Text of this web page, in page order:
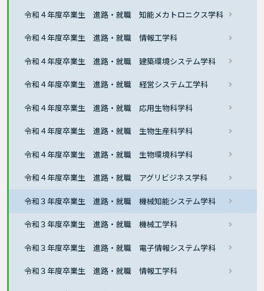
令和４年度卒業生 進路・就職 知能メカトロニクス学科
令和４年度卒業生 進路・就職 情報工学科
令和４年度卒業生 進路・就職 建築環境システム学科
令和４年度卒業生 進路・就職 経営システム工学科
令和４年度卒業生 進路・就職 応用生物科学科
令和４年度卒業生 進路・就職 生物生産科学科
令和４年度卒業生 進路・就職 生物環境科学科
令和４年度卒業生 進路・就職 アグリビジネス学科
令和３年度卒業生 進路・就職 機械知能システム学科
令和３年度卒業生 進路・就職 機械工学科
令和３年度卒業生 進路・就職 電子情報システム学科
令和３年度卒業生 進路・就職 情報工学科